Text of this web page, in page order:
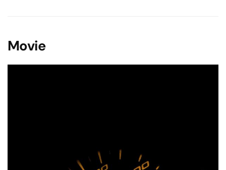
Movie